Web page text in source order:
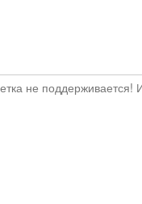
не поддерживается!